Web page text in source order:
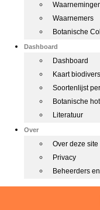
Waarnemers
Botanische
Dashboard
Dashboard
Kaart
Soortenlijst
Botanische
Literatuur
Over
Over deze site
Privacy
Beheerders